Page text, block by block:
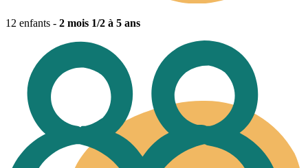
12 enfants - 2 mois 1/2 à 5 ans